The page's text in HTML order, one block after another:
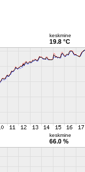
keskmine
19.8 °C
keskmine
66.0 %